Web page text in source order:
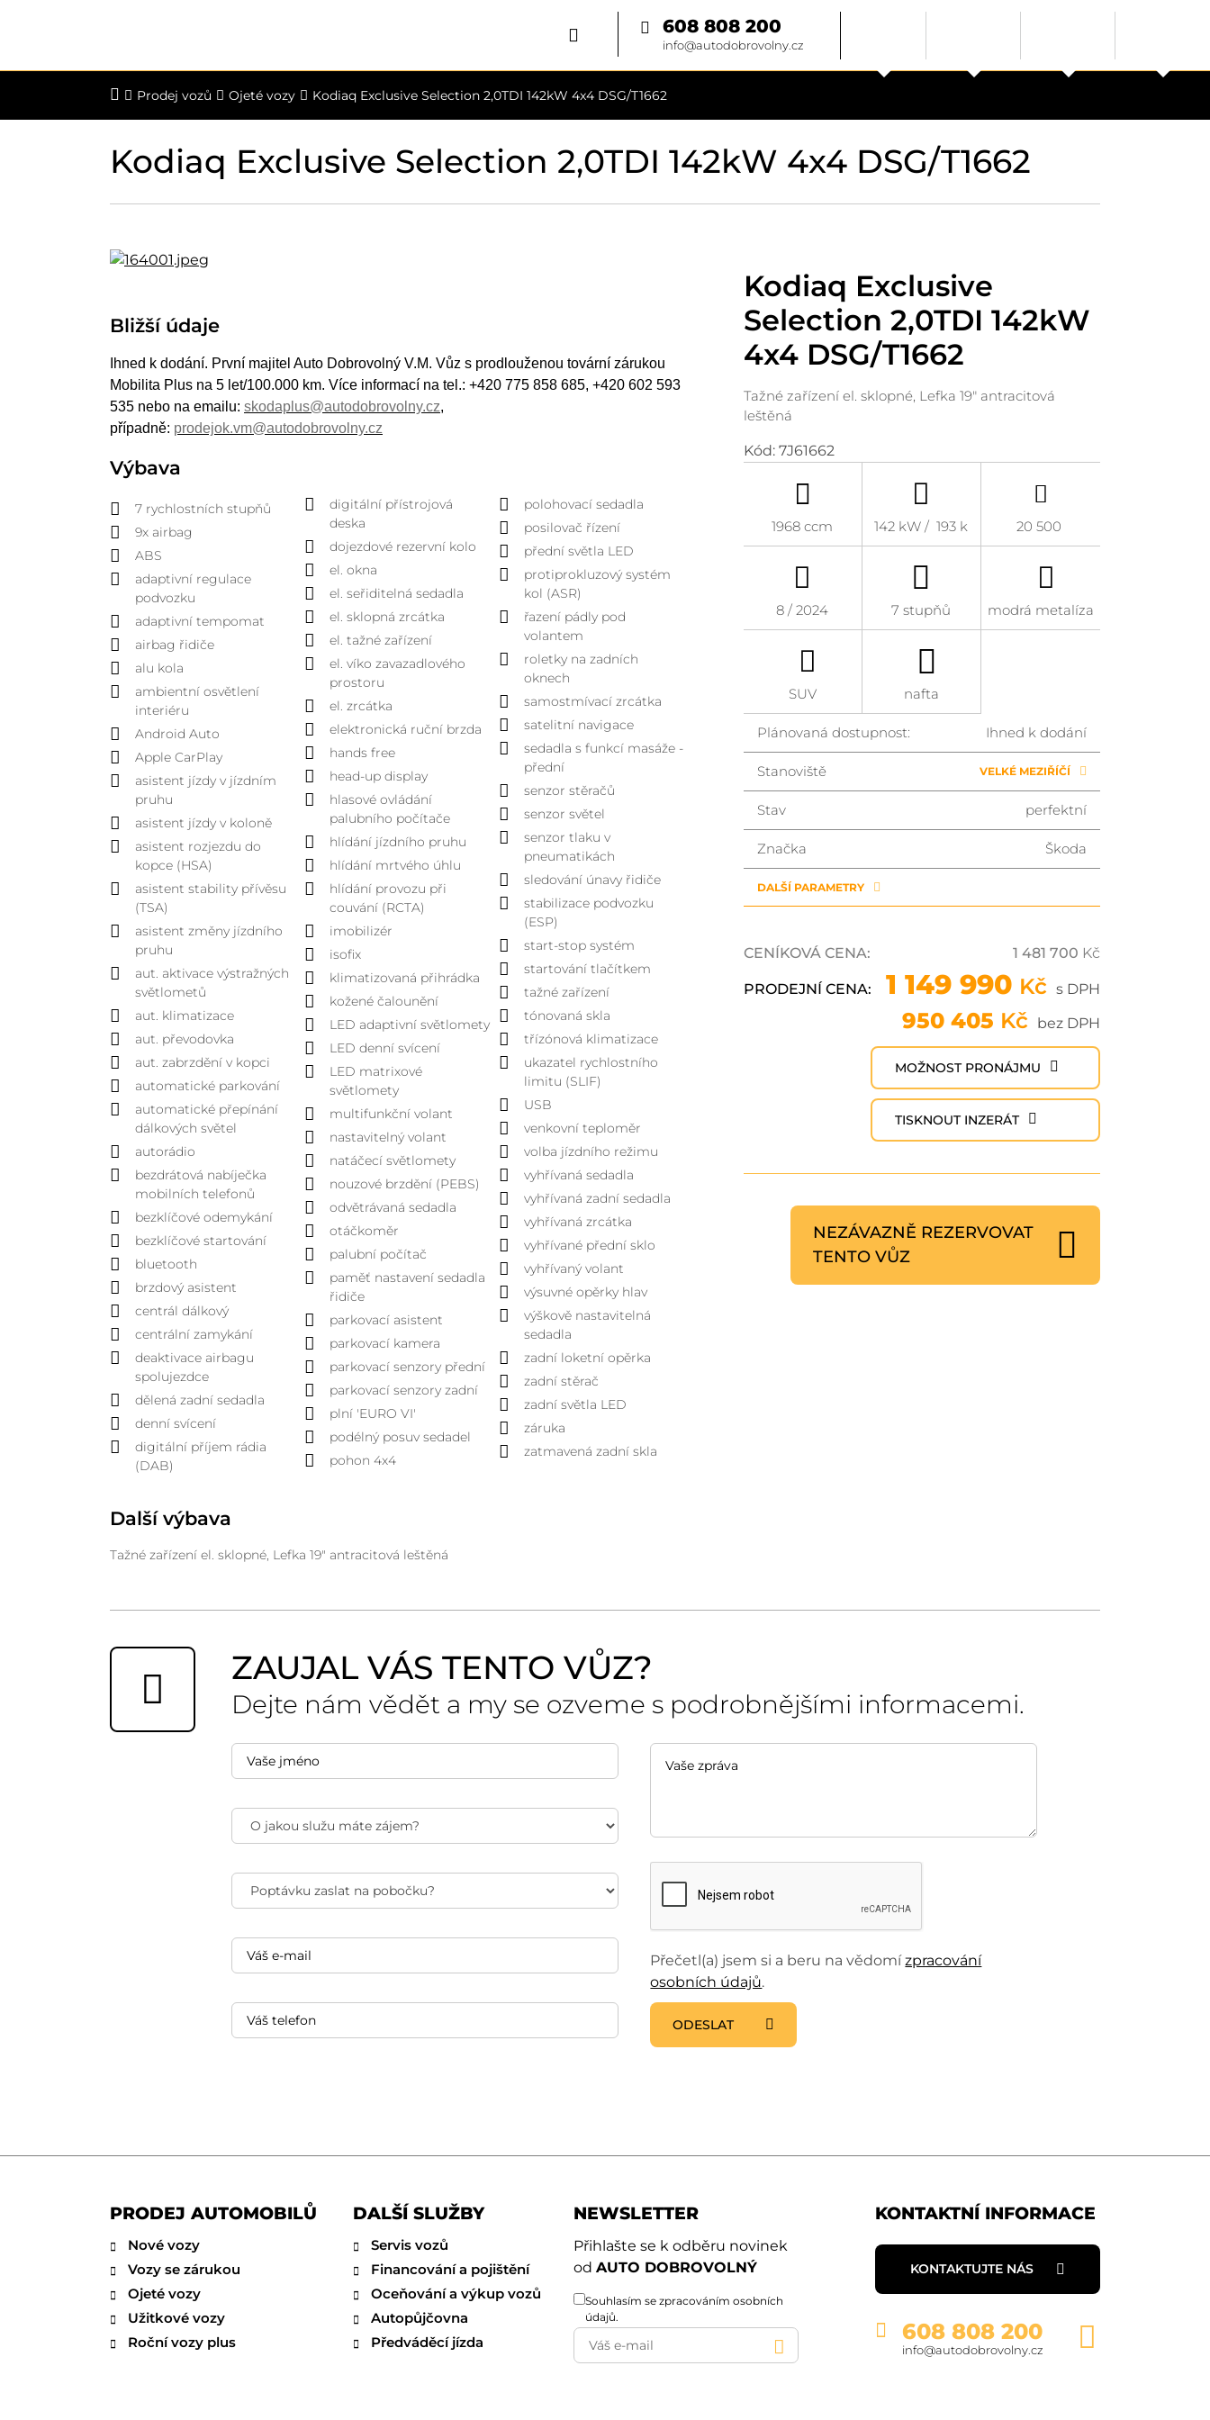
608 808 200
info@autodobrovolny.cz
Prodej vozů Ojeté vozy Kodiaq Exclusive Selection 2,0TDI 142kW 4x4 DSG/T1662
Kodiaq Exclusive Selection 2,0TDI 142kW 4x4 DSG/T1662
Kodiaq Exclusive
Selection 2,0TDI 142kW
4x4 DSG/T1662
Tažné zařízení el. sklopné, Lefka 19" antracitová
leštěná
Kód: 7J61662
1968 ccm 142 kW / 193 k 20 500
8 / 2024 7 stupňů modrá metalíza
SUV nafta
Plánovaná dostupnost: Ihned k dodání
Stanoviště VELKÉ MEZIŘÍČÍ
Stav perfektní
Značka Škoda
DALŠÍ PARAMETRY
CENÍKOVÁ CENA: 1 481 700 Kč
PRODEJNÍ CENA: 1 149 990 Kč s DPH
950 405 Kč bez DPH
MOŽNOST PRONÁJMU
TISKNOUT INZERÁT
NEZÁVAZNĚ REZERVOVAT
TENTO VŮZ
Bližší údaje
Ihned k dodání. První majitel Auto Dobrovolný V.M. Vůz s prodlouženou tovární zárukou
Mobilita Plus na 5 let/100.000 km. Více informací na tel.: +420 775 858 685, +420 602 593
535 nebo na emailu: skodaplus@autodobrovolny.cz,
případně: prodejok.vm@autodobrovolny.cz
Výbava
7 rychlostních stupňů
9x airbag
ABS
adaptivní regulace
podvozku
adaptivní tempomat
airbag řidiče
alu kola
ambientní osvětlení
interiéru
Android Auto
Apple CarPlay
asistent jízdy v jízdním
pruhu
asistent jízdy v koloně
asistent rozjezdu do
kopce (HSA)
asistent stability přívěsu
(TSA)
asistent změny jízdního
pruhu
aut. aktivace výstražných
světlometů
aut. klimatizace
aut. převodovka
aut. zabrzdění v kopci
automatické parkování
automatické přepínání
dálkových světel
autorádio
bezdrátová nabíječka
mobilních telefonů
bezklíčové odemykání
bezklíčové startování
bluetooth
brzdový asistent
centrál dálkový
centrální zamykání
deaktivace airbagu
spolujezdce
dělená zadní sedadla
denní svícení
digitální příjem rádia
(DAB)
digitální přístrojová
deska
dojezdové rezervní kolo
el. okna
el. seřiditelná sedadla
el. sklopná zrcátka
el. tažné zařízení
el. víko zavazadlového
prostoru
el. zrcátka
elektronická ruční brzda
hands free
head-up display
hlasové ovládání
palubního počítače
hlídání jízdního pruhu
hlídání mrtvého úhlu
hlídání provozu při
couvání (RCTA)
imobilizér
isofix
klimatizovaná přihrádka
kožené čalounění
LED adaptivní světlomety
LED denní svícení
LED matrixové
světlomety
multifunkční volant
nastavitelný volant
natáčecí světlomety
nouzové brzdění (PEBS)
odvětrávaná sedadla
otáčkoměr
palubní počítač
paměť nastavení sedadla
řidiče
parkovací asistent
parkovací kamera
parkovací senzory přední
parkovací senzory zadní
plní 'EURO VI'
podélný posuv sedadel
pohon 4x4
polohovací sedadla
posilovač řízení
přední světla LED
protiprokluzový systém
kol (ASR)
řazení pádly pod
volantem
roletky na zadních
oknech
samostmívací zrcátka
satelitní navigace
sedadla s funkcí masáže -
přední
senzor stěračů
senzor světel
senzor tlaku v
pneumatikách
sledování únavy řidiče
stabilizace podvozku
(ESP)
start-stop systém
startování tlačítkem
tažné zařízení
tónovaná skla
třízónová klimatizace
ukazatel rychlostního
limitu (SLIF)
USB
venkovní teploměr
volba jízdního režimu
vyhřívaná sedadla
vyhřívaná zadní sedadla
vyhřívaná zrcátka
vyhřívané přední sklo
vyhřívaný volant
výsuvné opěrky hlav
výškově nastavitelná
sedadla
zadní loketní opěrka
zadní stěrač
zadní světla LED
záruka
zatmavená zadní skla
Další výbava
Tažné zařízení el. sklopné, Lefka 19" antracitová leštěná
ZAUJAL VÁS TENTO VŮZ?
Dejte nám vědět a my se ozveme s podrobnějšími informacemi.
Přečetl(a) jsem si a beru na vědomízpracování
osobních údajů.
ODESLAT
PRODEJ AUTOMOBILŮ
Nové vozy
Vozy se zárukou
Ojeté vozy
Užitkové vozy
Roční vozy plus
DALŠÍ SLUŽBY
Servis vozů
Financování a pojištění
Oceňování a výkup vozů
Autopůjčovna
Předváděcí jízda
NEWSLETTER
Přihlašte se k odběru novinek
od AUTO DOBROVOLNÝ
Souhlasím se zpracováním osobních
údajů.
KONTAKTNÍ INFORMACE
KONTAKTUJTE NÁS
608 808 200
info@autodobrovolny.cz